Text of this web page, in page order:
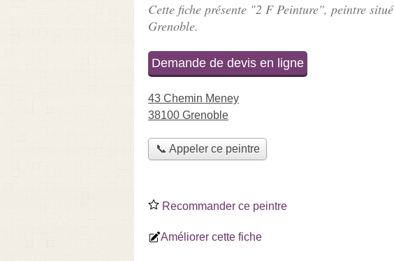
Cette fiche présente "2 F Peinture", peintre situé
Grenoble.
Demande de devis en ligne
43 Chemin Meney
38100 Grenoble
📞 Appeler ce peintre
Recommander ce peintre
Améliorer cette fiche